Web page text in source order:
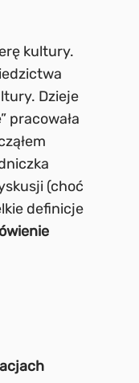
kultury.
Dzieje
pracowała
(choć
definicje